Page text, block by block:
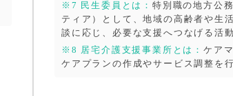
※7 民生委員とは： 特別職の地方公
ティア）として、地域の高齢者や生
談に応じ、必要な支援へつなげる活
※8 居宅介護支援事業所とは： ケア
ケアプランの作成やサービス調整を